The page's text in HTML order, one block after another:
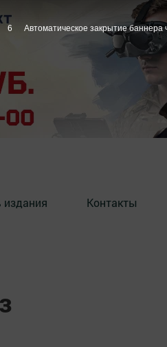
Контакты
4 Автоматическое закрытие баннера